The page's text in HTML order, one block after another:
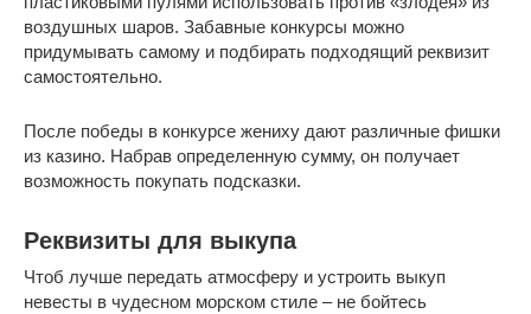
воздушных шаров. Забавные конкурсы можно
придумывать самому и подбирать подходящий реквизит
самостоятельно.
После победы в конкурсе жениху дают различные фишки
из казино. Набрав определенную сумму, он получает
возможность покупать подсказки.
Реквизиты для выкупа
Чтоб лучше передать атмосферу и устроить выкуп
невесты в чудесном морском стиле – не бойтесь